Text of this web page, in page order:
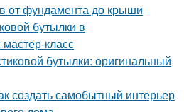
от фундамента до крыши
бутылки в
класс
бутылки: оригинальный
создать самобытный интерьер